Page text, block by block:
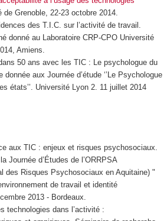
de Grenoble, 22-23 octobre 2014.
des T.I.C. sur l’activité de travail.
donné au Laboratoire CRP-CPO Université
Amiens.
50 ans avec les TIC : Le psychologue du
aux Journée d’étude ‘’Le Psychologue
états’’. Université Lyon 2. 11 juillet 2014
aux TIC : enjeux et risques psychosociaux.
Journée d’Études de l’ORRPSA
des Risques Psychosociaux en Aquitaine) "
de travail et identité
2013 - Bordeaux.
technologies dans l’activité :